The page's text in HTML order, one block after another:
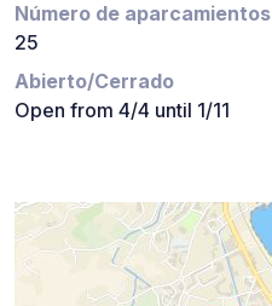
Número de aparcamientos
25
Abierto/Cerrado
Open from 4/4 until 1/11